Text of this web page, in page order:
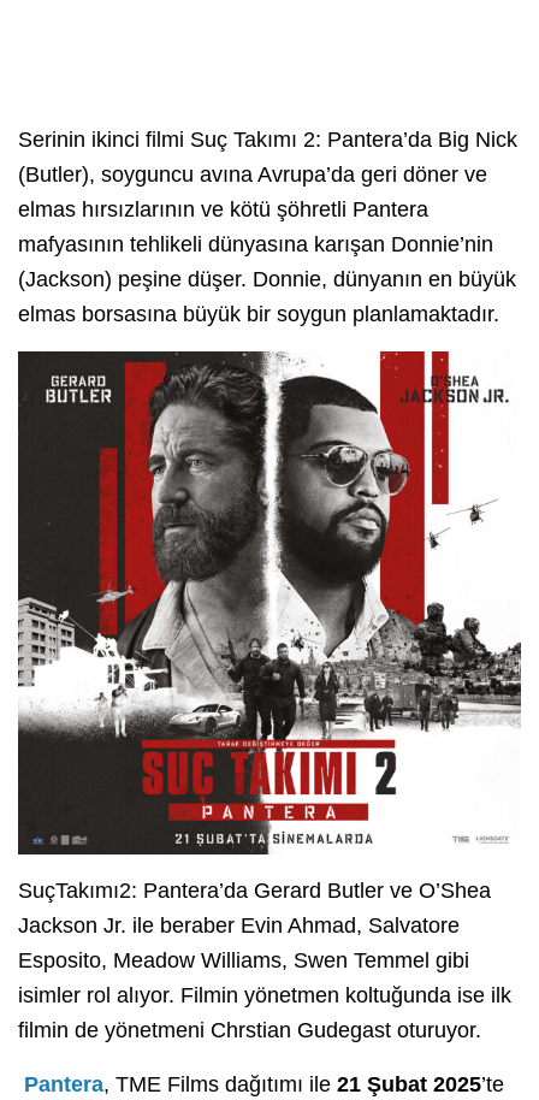
Serinin ikinci filmi Suç Takımı 2: Pantera’da Big Nick
(Butler), soyguncu avına Avrupa’da geri döner ve
elmas hırsızlarının ve kötü şöhretli Pantera
mafyasının tehlikeli dünyasına karışan Donnie’nin
(Jackson) peşine düşer. Donnie, dünyanın en büyük
elmas borsasına büyük bir soygun planlamaktadır.
SuçTakımı2: Pantera’da Gerard Butler ve O’Shea
Jackson Jr. ile beraber Evin Ahmad, Salvatore
Esposito, Meadow Williams, Swen Temmel gibi
isimler rol alıyor. Filmin yönetmen koltuğunda ise ilk
filmin de yönetmeni Chrstian Gudegast oturuyor.
Pantera, TME Films dağıtımı ile 21 Şubat 2025’te